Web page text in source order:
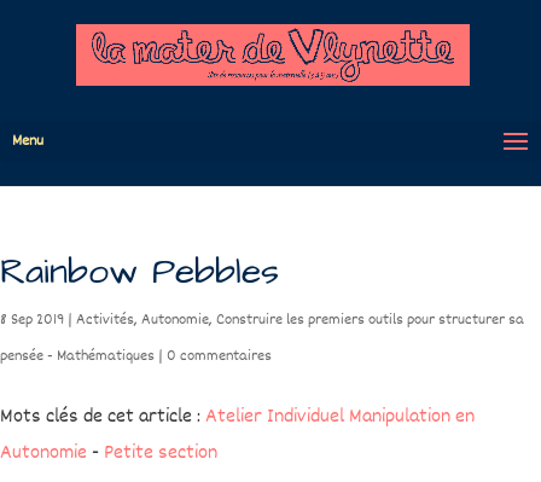
Menu
Rainbow Pebbles
8 Sep 2019 | Activités, Autonomie, Construire les premiers outils pour structurer sa
pensée - Mathématiques | 0 commentaires
Mots clés de cet article :Atelier Individuel Manipulation en
Autonomie - Petite section